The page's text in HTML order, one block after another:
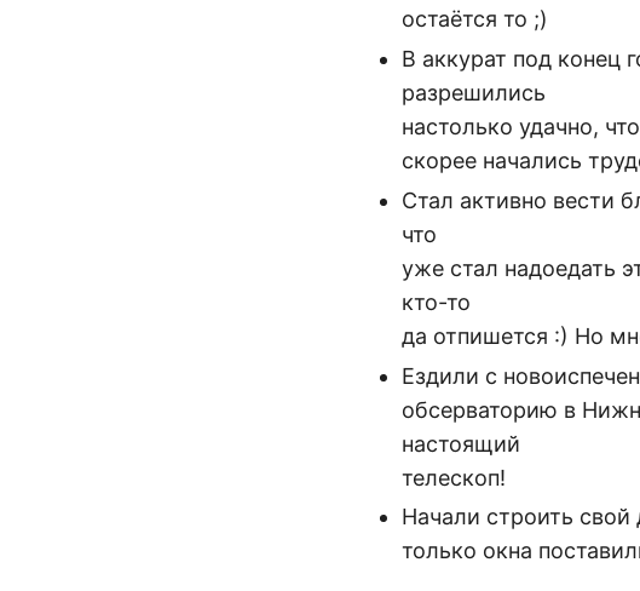
остаётся то ;)
В аккурат под конец
разрешились
настолько удачно,
скорее начались
Стал активно вести
что
уже стал надоедать
кто-то
да отпишется :) Но
Ездили с
обсерваторию в
настоящий
телескоп!
Начали строить
только окна